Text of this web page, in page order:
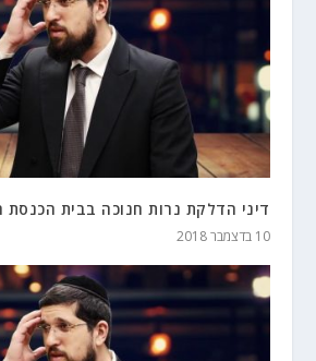
דיני הדלקת נרות חנוכה בבית
10 בדצמבר 2018